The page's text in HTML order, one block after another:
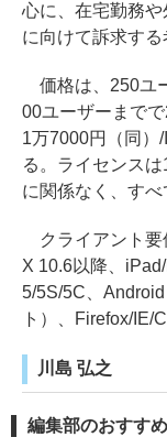
心に、在宅勤務
に向けて訴求する
価格は、250ユ
00ユーザーまで
1万7000円（同）
る。ライセンス
に関係なく、すべ
クライアント要
X 10.6以降、
5/5S/5C、
ト）、Firefox/IE/
川島 弘之
編集部のおすす